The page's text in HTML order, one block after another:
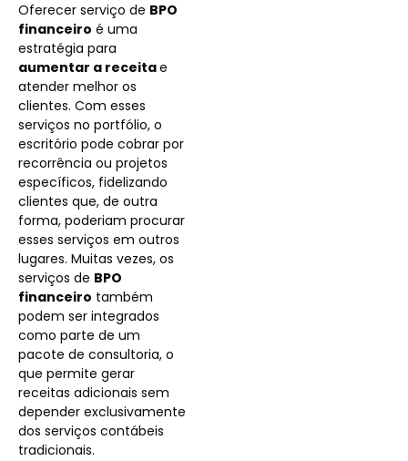
Oferecer serviço de BPO
financeiro é uma
estratégia para
aumentar a receitae
atender melhor os
clientes. Com esses
serviços no portfólio, o
escritório pode cobrar por
recorrência ou projetos
específicos, fidelizando
clientes que, de outra
forma, poderiam procurar
esses serviços em outros
lugares. Muitas vezes, os
serviços de BPO
financeiro também
podem ser integrados
como parte de um
pacote de consultoria, o
que permite gerar
receitas adicionais sem
depender exclusivamente
dos serviços contábeis
tradicionais.